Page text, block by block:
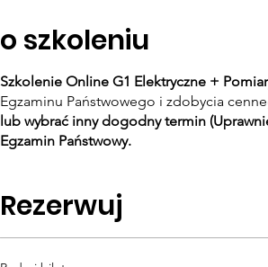
o szkoleniu
Szkolenie Online G1 Elektryczne +
Egzaminu Państwowego i zdobycia
lub wybrać inny dogodny termin
Egzamin Państwowy.
Rezerwuj